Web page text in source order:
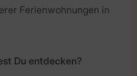
Ferienwohnungen in
Du entdecken?